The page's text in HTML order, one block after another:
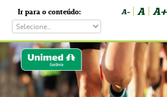
Ir para o conteúdo: A- A A+